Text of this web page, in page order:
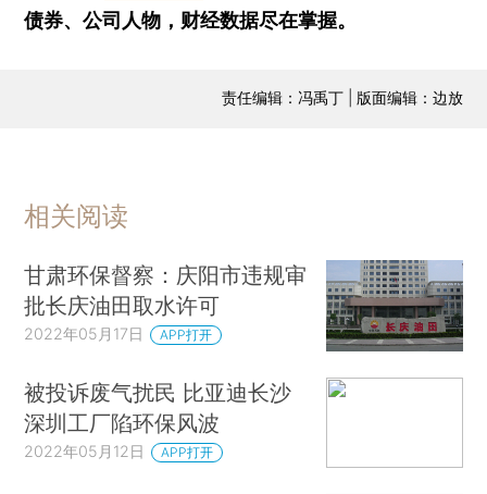
债券、公司人物，财经数据尽在掌握。
责任编辑：冯禹丁 | 版面编辑：边放
相关阅读
甘肃环保督察：庆阳市违规审
批长庆油田取水许可
2022年05月17日 APP打开
被投诉废气扰民 比亚迪长沙
深圳工厂陷环保风波
2022年05月12日 APP打开